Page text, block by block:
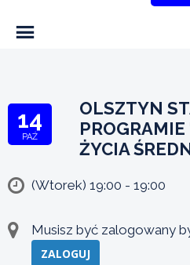
14
PAŹ
OLSZTYN
PROGRAMIE
ŻYCIA
(Wtorek) 19:00 - 19:00
Musisz być zalogowany
ZALOGUJ